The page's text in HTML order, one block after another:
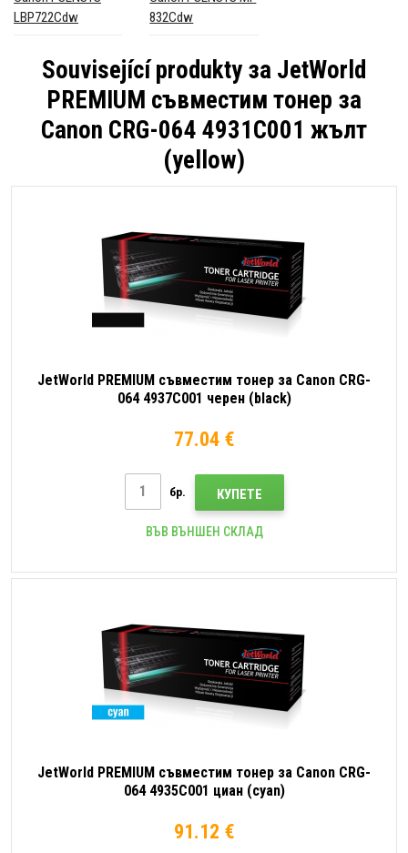
LBP722Cdw
832Cdw
Související produkty за JetWorld
PREMIUM съвместим тонер за
Canon CRG-064 4931C001 жълт
(yellow)
JetWorld PREMIUM съвместим тонер за Canon CRG-
064 4937C001 черен (black)
77.04 €
бр. КУПЕТЕ
ВЪВ ВЪНШЕН СКЛАД
JetWorld PREMIUM съвместим тонер за Canon CRG-
064 4935C001 циан (cyan)
91.12 €